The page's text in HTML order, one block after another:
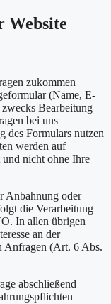
Website
zukommen
(Name, E-
Bearbeitung
bei uns
des Formulars nutzen
werden auf
und nicht ohne Ihre
Anbahnung oder
die Verarbeitung
In allen übrigen
an der
Anfragen (Art. 6 Abs.
abschließend